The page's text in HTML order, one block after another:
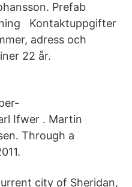
Prefab
Kontaktuppgifter
adress och
22 år.
Ifwer . Martin
Through a
city of Sheridan,